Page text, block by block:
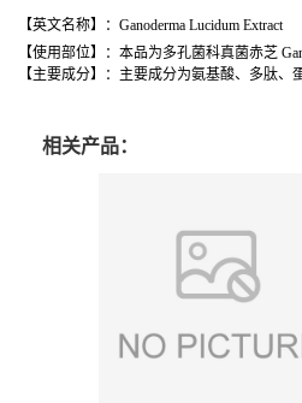
【英文名称】： Ganoderma Lucidum Extract
【使用部位】： 本品为多孔菌科真菌赤芝
【主要成分】： 主要成分为氨基酸、多肽、
相关产品：